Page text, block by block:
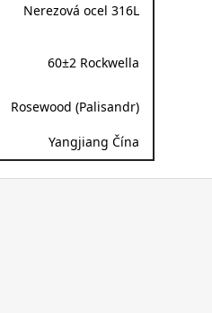
Nerezová ocel 316L
60±2 Rockwella
Rosewood (Palisandr)
Yangjiang Čína